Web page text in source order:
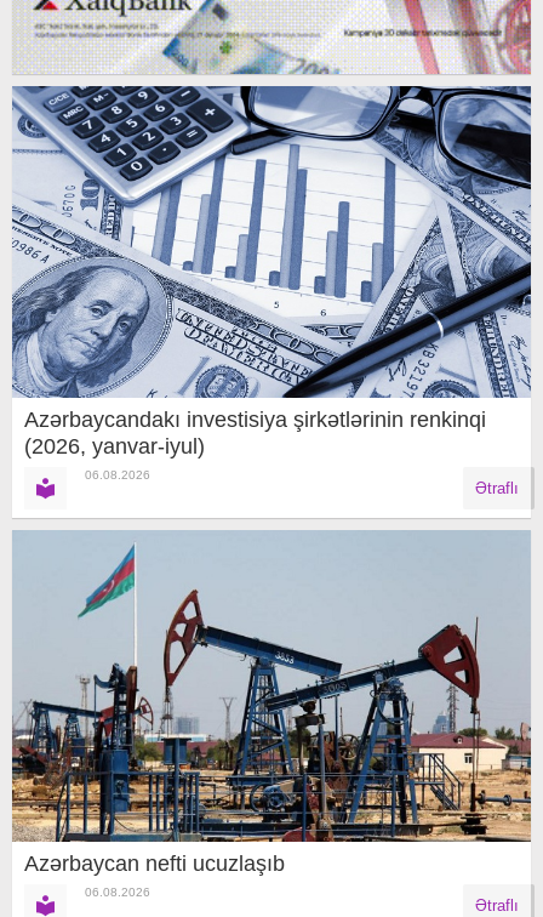
Azərbaycandakı investisiya şirkətlərinin renkinqi
(2026, yanvar-iyul)
06.08.2026
Ətraflı
Azərbaycan nefti ucuzlaşıb
06.08.2026
Ətraflı